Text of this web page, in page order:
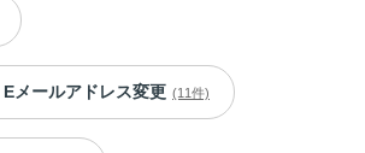
メールアドレス変更 (11件)